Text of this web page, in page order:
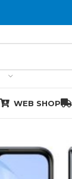
WEB SHOP